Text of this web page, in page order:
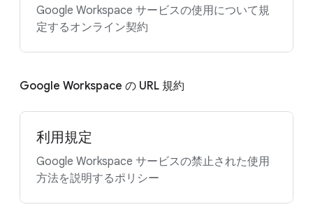
Google Workspace サービスの使用について規
定するオンライン契約
Google Workspace の URL 規約
利用規定
Google Workspace サービスの禁止された使用
方法を説明するポリシー